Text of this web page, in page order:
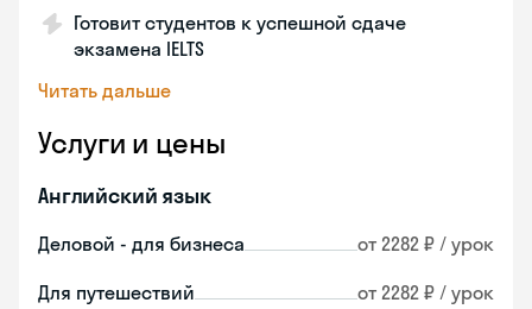
Готовит студентов к успешной сдаче
экзамена IELTS
Читать дальше
Услуги и цены
Английский язык
Деловой - для бизнеса от 2282 ₽ / урок
Для путешествий от 2282 ₽ / урок